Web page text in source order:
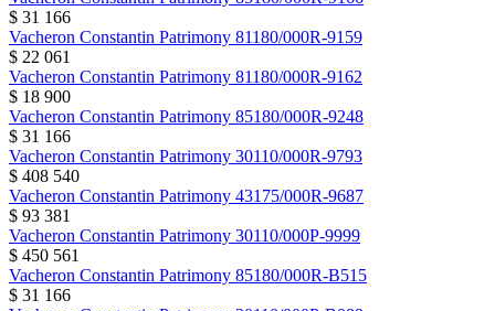
$ 31 166
Vacheron Constantin Patrimony 81180/000R-9159
$ 22 061
Vacheron Constantin Patrimony 81180/000R-9162
$ 18 900
Vacheron Constantin Patrimony 85180/000R-9248
$ 31 166
Vacheron Constantin Patrimony 30110/000R-9793
$ 408 540
Vacheron Constantin Patrimony 43175/000R-9687
$ 93 381
Vacheron Constantin Patrimony 30110/000P-9999
$ 450 561
Vacheron Constantin Patrimony 85180/000R-B515
$ 31 166